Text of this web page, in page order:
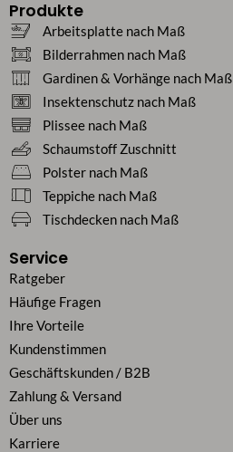
Produkte
Arbeitsplatte nach Maß
Bilderrahmen nach Maß
Gardinen & Vorhänge nach Maß
Insektenschutz nach Maß
Plissee nach Maß
Schaumstoff Zuschnitt
Polster nach Maß
Teppiche nach Maß
Tischdecken nach Maß
Service
Ratgeber
Häufige Fragen
Ihre Vorteile
Kundenstimmen
Geschäftskunden / B2B
Zahlung & Versand
Über uns
Karriere